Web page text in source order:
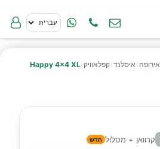
אירופה › איסלנד›קפלאוויק›
Happy 4x4 XL
קרוואן + מסלול חדש